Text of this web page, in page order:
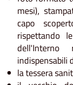
mesi),
capo
rispettando
dell'Interno
indispensabili
la tessera